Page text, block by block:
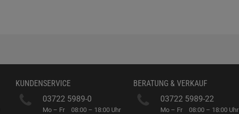
KUNDENSERVICE
03722 5989-0
Mo – Fr 08:00 – 18:00 Uhr
BERATUNG & VERKAUF
03722 5989-22
Mo – Fr
08:00 – 18:00 Uhr